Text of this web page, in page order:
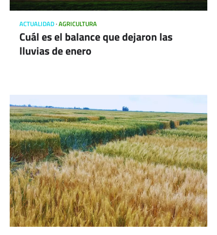
ACTUALIDAD AGRICULTURA
Cuál es el balance que dejaron las
lluvias de enero